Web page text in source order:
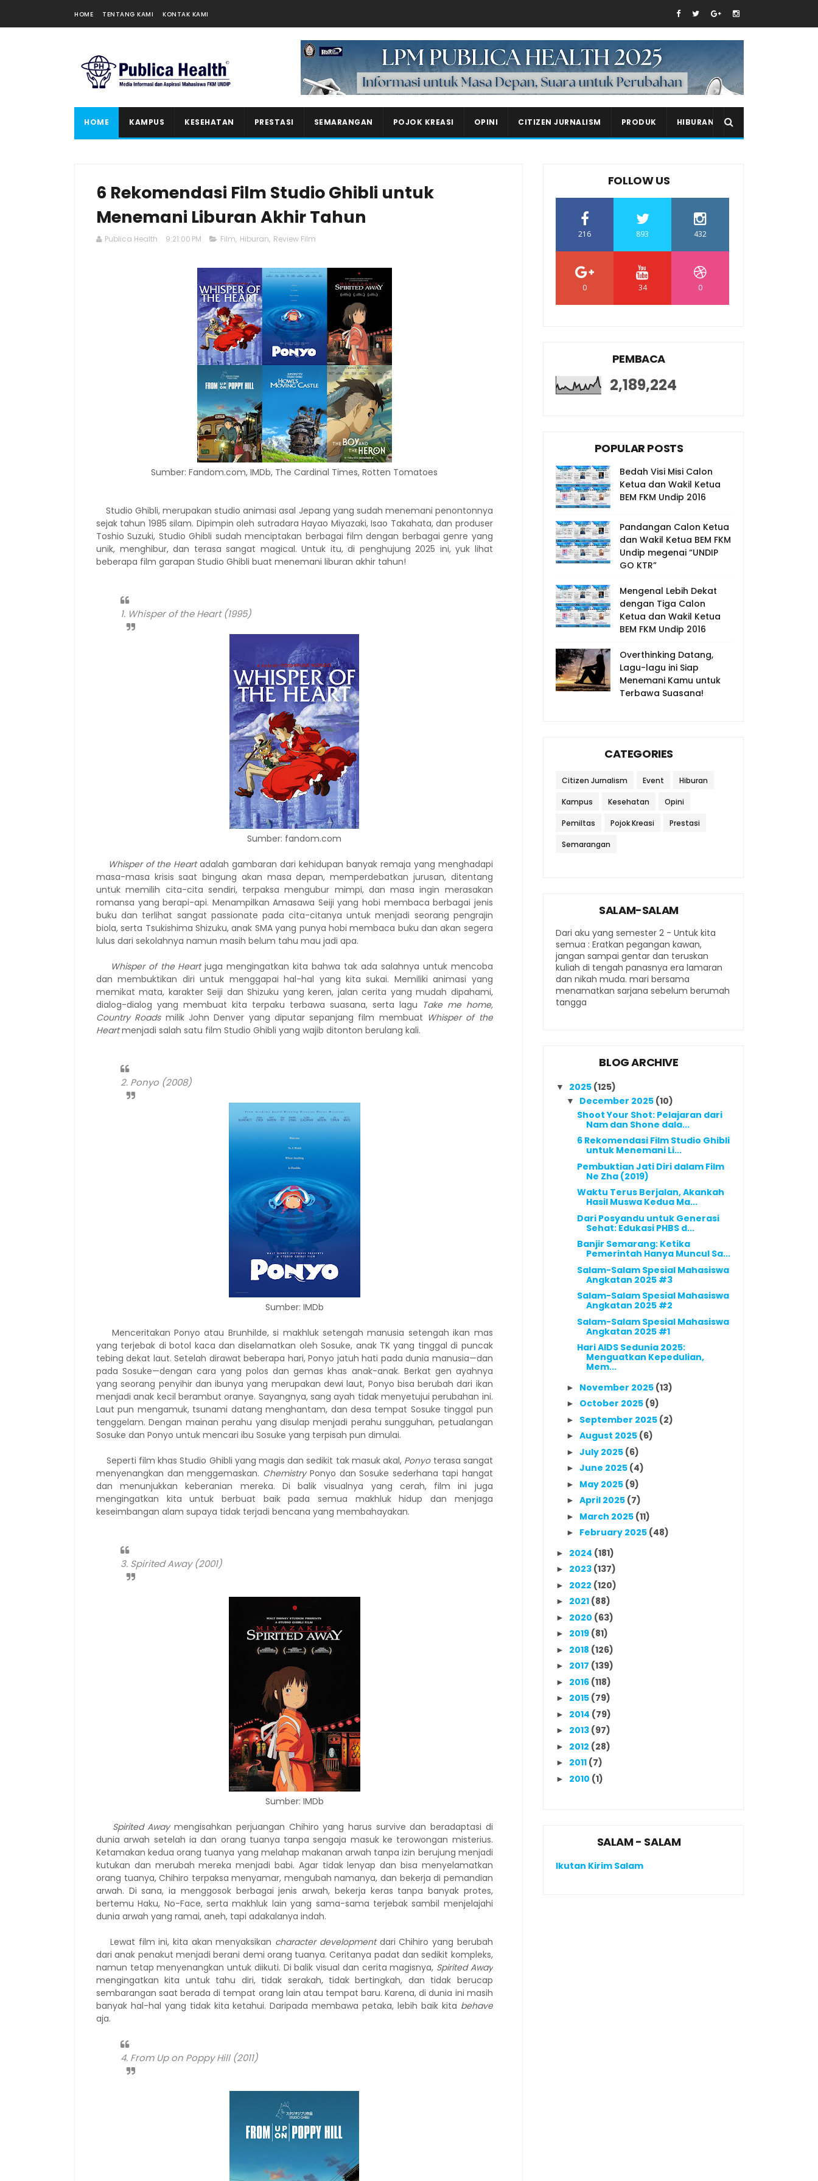
HOME TENTANG KAMI KONTAK KAMI
Masukkan iklan disini!
HOME KAMPUS KESEHATAN PRESTASI SEMARANGAN POJOK KREASI OPINI CITIZEN JURNALISM PRODUK HIBURAN
6 Rekomendasi Film Studio Ghibli untuk
Menemani Liburan Akhir Tahun
Publica Health 9:21:00 PM Film, Hiburan, Review Film
Sumber: Fandom.com, IMDb, The Cardinal Times, Rotten Tomatoes
Studio Ghibli, merupakan studio animasi asal Jepang yang sudah menemani penontonnya
sejak tahun 1985 silam. Dipimpin oleh sutradara Hayao Miyazaki, Isao Takahata, dan produser
Toshio Suzuki, Studio Ghibli sudah menciptakan berbagai film dengan berbagai genre yang
unik, menghibur, dan terasa sangat magical. Untuk itu, di penghujung 2025 ini, yuk lihat
beberapa film garapan Studio Ghibli buat menemani liburan akhir tahun!
1. Whisper of the Heart (1995)
Sumber: fandom.com
Whisper of the Heartadalah gambaran dari kehidupan banyak remaja yang menghadapi
masa-masa krisis saat bingung akan masa depan, memperdebatkan jurusan, ditentang
untuk memilih cita-cita sendiri, terpaksa mengubur mimpi, dan masa ingin merasakan
romansa yang berapi-api. Menampilkan Amasawa Seiji yang hobi membaca berbagai jenis
buku dan terlihat sangat passionate pada cita-citanya untuk menjadi seorang pengrajin
biola, serta Tsukishima Shizuku, anak SMA yang punya hobi membaca buku dan akan segera
lulus dari sekolahnya namun masih belum tahu mau jadi apa.
Whisper of the Heartjuga mengingatkan kita bahwa tak ada salahnya untuk mencoba
dan membuktikan diri untuk menggapai hal-hal yang kita sukai. Memiliki animasi yang
memikat mata, karakter Seiji dan Shizuku yang keren, jalan cerita yang mudah dipahami,
dialog-dialog yang membuat kita terpaku terbawa suasana, serta lagu Take me home,
Country Roadsmilik John Denver yang diputar sepanjang film membuat Whisper of the
Heartmenjadi salah satu film Studio Ghibli yang wajib ditonton berulang kali.
2. Ponyo (2008)
Sumber: IMDb
Menceritakan Ponyo atau Brunhilde, si makhluk setengah manusia setengah ikan mas
yang terjebak di botol kaca dan diselamatkan oleh Sosuke, anak TK yang tinggal di puncak
tebing dekat laut. Setelah dirawat beberapa hari, Ponyo jatuh hati pada dunia manusia—dan
pada Sosuke—dengan cara yang polos dan gemas khas anak-anak. Berkat gen ayahnya
yang seorang penyihir dan ibunya yang merupakan dewi laut, Ponyo bisa berubah dari ikan
menjadi anak kecil berambut oranye. Sayangnya, sang ayah tidak menyetujui perubahan ini.
Laut pun mengamuk, tsunami datang menghantam, dan desa tempat Sosuke tinggal pun
tenggelam. Dengan mainan perahu yang disulap menjadi perahu sungguhan, petualangan
Sosuke dan Ponyo untuk mencari ibu Sosuke yang terpisah pun dimulai.
Seperti film khas Studio Ghibli yang magis dan sedikit tak masuk akal, Ponyoterasa sangat
menyenangkan dan menggemaskan. ChemistryPonyo dan Sosuke sederhana tapi hangat
dan menunjukkan keberanian mereka. Di balik visualnya yang cerah, film ini juga
mengingatkan kita untuk berbuat baik pada semua makhluk hidup dan menjaga
keseimbangan alam supaya tidak terjadi bencana yang membahayakan.
3. Spirited Away (2001)
Sumber: IMDb
Spirited Awaymengisahkan perjuangan Chihiro yang harus survive dan beradaptasi di
dunia arwah setelah ia dan orang tuanya tanpa sengaja masuk ke terowongan misterius.
Ketamakan kedua orang tuanya yang melahap makanan arwah tanpa izin berujung menjadi
kutukan dan merubah mereka menjadi babi. Agar tidak lenyap dan bisa menyelamatkan
orang tuanya, Chihiro terpaksa menyamar, mengubah namanya, dan bekerja di pemandian
arwah. Di sana, ia menggosok berbagai jenis arwah, bekerja keras tanpa banyak protes,
bertemu Haku, No-Face, serta makhluk lain yang sama-sama terjebak sambil menjelajahi
dunia arwah yang ramai, aneh, tapi adakalanya indah.
Lewat film ini, kita akan menyaksikan character developmentdari Chihiro yang berubah
dari anak penakut menjadi berani demi orang tuanya. Ceritanya padat dan sedikit kompleks,
namun tetap menyenangkan untuk diikuti. Di balik visual dan cerita magisnya, Spirited Away
mengingatkan kita untuk tahu diri, tidak serakah, tidak bertingkah, dan tidak berucap
sembarangan saat berada di tempat orang lain atau tempat baru. Karena, di dunia ini masih
banyak hal-hal yang tidak kita ketahui. Daripada membawa petaka, lebih baik kita behave
aja.
4. From Up on Poppy Hill (2011)
FOLLOW US
216 893 432
0 34 0
PEMBACA
2,189,224
POPULAR POSTS
Bedah Visi Misi Calon
Ketua dan Wakil Ketua
BEM FKM Undip 2016
Pandangan Calon Ketua
dan Wakil Ketua BEM FKM
Undip megenai “UNDIP
GO KTR”
Mengenal Lebih Dekat
dengan Tiga Calon
Ketua dan Wakil Ketua
BEM FKM Undip 2016
Overthinking Datang,
Lagu-lagu ini Siap
Menemani Kamu untuk
Terbawa Suasana!
CATEGORIES
Citizen Jurnalism Event Hiburan
Kampus Kesehatan Opini
Pemiltas Pojok Kreasi Prestasi
Semarangan
SALAM-SALAM
Dari aku yang semester 2 - Untuk kita
semua : Eratkan pegangan kawan,
jangan sampai gentar dan teruskan
kuliah di tengah panasnya era lamaran
dan nikah muda. mari bersama
menamatkan sarjana sebelum berumah
tangga
BLOG ARCHIVE
▼ 2025 (125)
▼ December 2025 (10)
Shoot Your Shot: Pelajaran dari
Nam dan Shone dala...
6 Rekomendasi Film Studio Ghibli
untuk Menemani Li...
Pembuktian Jati Diri dalam Film
Ne Zha (2019)
Waktu Terus Berjalan, Akankah
Hasil Muswa Kedua Ma...
Dari Posyandu untuk Generasi
Sehat: Edukasi PHBS d...
Banjir Semarang: Ketika
Pemerintah Hanya Muncul Sa...
Salam-Salam Spesial Mahasiswa
Angkatan 2025 #3
Salam-Salam Spesial Mahasiswa
Angkatan 2025 #2
Salam-Salam Spesial Mahasiswa
Angkatan 2025 #1
Hari AIDS Sedunia 2025:
Menguatkan Kepedulian,
Mem...
► November 2025 (13)
► October 2025 (9)
► September 2025 (2)
► August 2025 (6)
► July 2025 (6)
► June 2025 (4)
► May 2025 (9)
► April 2025 (7)
► March 2025 (11)
► February 2025 (48)
► 2024 (181)
► 2023 (137)
► 2022 (120)
► 2021 (88)
► 2020 (63)
► 2019 (81)
► 2018 (126)
► 2017 (139)
► 2016 (118)
► 2015 (79)
► 2014 (79)
► 2013 (97)
► 2012 (28)
► 2011 (7)
► 2010 (1)
SALAM - SALAM
Ikutan Kirim Salam